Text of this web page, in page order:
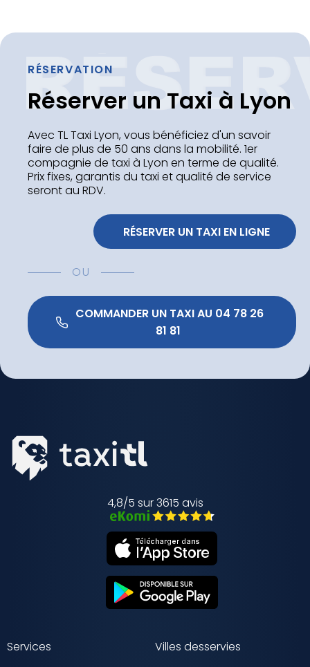
RÉSERVATION
Réserver un Taxi à Lyon
Avec TL Taxi Lyon, vous bénéficiez d'un savoir
faire de plus de 50 ans dans la mobilité. 1er
compagnie de taxi à Lyon en terme de qualité.
Prix fixes, garantis du taxi et qualité de service
seront au RDV.
RÉSERVER UN TAXI EN LIGNE
OU
COMMANDER UN TAXI AU 04 78 26
4,8/5 sur 3615 avis
Services
Villes desservies